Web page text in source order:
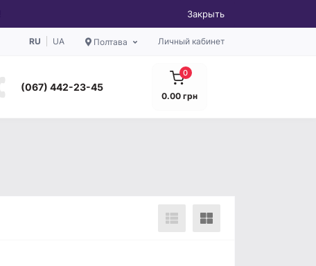
Закрыть
RU UA Полтава Личный кабинет
(067) 442-23-45
0
0.00 грн